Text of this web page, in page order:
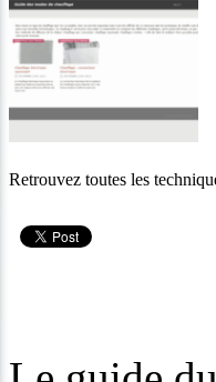
Retrouvez toutes les